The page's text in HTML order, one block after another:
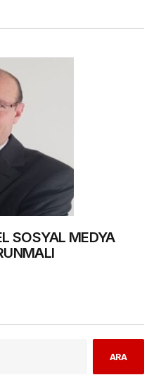
SOSYAL MEDYA
ARA